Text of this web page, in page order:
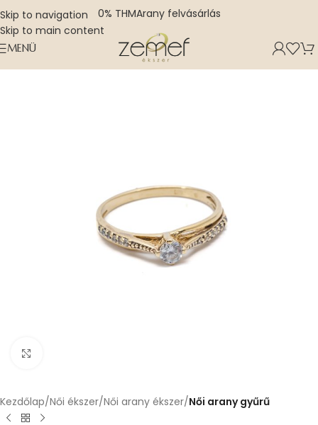
Skip to navigation
Skip to main content
0% THMArany felvásárlás
MENÜ
Kezdőlap Női ékszer Női arany ékszer Női arany gyűrű